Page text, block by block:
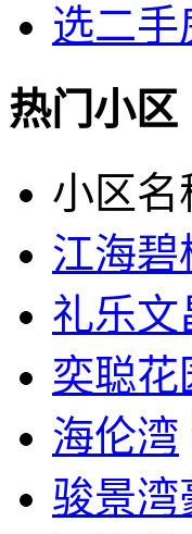
选二
热门小区
小区名
江海碧
礼乐文
奕聪花
海伦湾
骏景湾